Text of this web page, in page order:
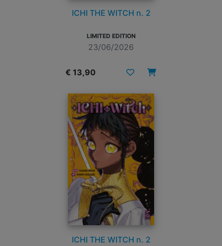
ICHI THE WITCH n. 2
LIMITED EDITION
23/06/2026
€ 13,90
ICHI THE WITCH n. 2